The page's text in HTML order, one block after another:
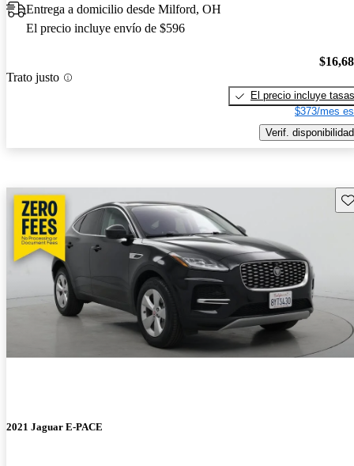
Entrega a domicilio desde Milford, OH
El precio incluye envío de $596
Trato justo
El precio incluye tasas
$373/mes
Verif. disponibilidad
2021 Jaguar E-PACE